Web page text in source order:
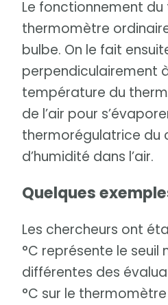
Le fonctionnement du
thermomètre
bulbe. On le fait
perpendiculairement
température du
de l’air pour
thermorégulatrice du
d’humidité dans l’air.
Quelques
Les chercheurs ont
°C représente le
différentes des
°C sur le